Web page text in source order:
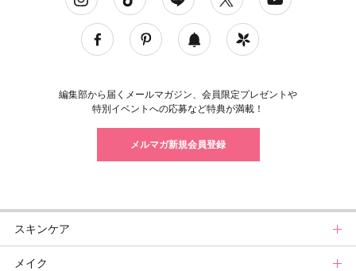
編集部から届くメールマガジン、会員限定プレゼントや
特別イベントへの応募など特典が満載！
メルマガ新規会員登録
スキンケア
スキンケアトップ
メイク